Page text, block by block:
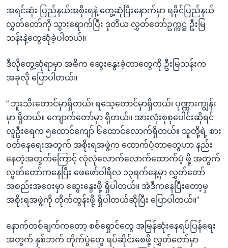
အရင်ဆုံး ပြည်နယ်အစိုးရနဲ့ တွေ့ဆုံပြီးနောက်မှာ ရခိုင်ပြည်နယ်
လွှတ်တော်ကို သွားရောက်ပြီး ဒုတိယ လွှတ်တော်ဥက္ကဋ္ဌ ဦးမြ
သန်းနဲ့တွေဆုံခဲ့ပါတယ်။
ဒီလိုတွေ့ဆုံရာမှာ အဓိက ဆွေးနွေးခဲ့တာတွေကို ဦးမြသန်းက
အခုလို ပြောပါတယ်။
“ ဘူးသီးတောင်မှာရှိတယ်၊ ရသေ့တောင်မှာရှိတယ်၊ ပုဏ္ဏားကျွန်း
မှာ ရှိတယ်။ ကျောက်တော်မှာ ရှိတယ်။ အားလုံးစုစုပေါင်းဆိုရင်
လူဦးရေက ၅ထောင်ကျော် ၆ထောင်လောက်ရှိတယ်။ သူတို့ရဲ့ စား
ဝတ်နေရေးအတွက် အစိုးရအဖွဲ့က ထောက်ပံ့တာတွေဟာ နည်း
နေတဲ့အတွက်ကြောင့် လုံလုံလောက်လောက်ထောက်ပံ့ ဖို့ အတွက်
လွတ်တော်ကနေပြီး ဖေဖော်ဝါရီလ ၁၃ရက်နေ့မှာ လွှတ်တော်
အစည်းအဝေးမှာ ဆွေးနွေးဖို့ ရှိပါတယ်။ အဲဒီကနေပြီးတော့မှ
အစိုးရအဖွဲ့ကို တိုက်တွန်းဖို့ ရှိပါတယ်ဆိုပြီး ပြောပါတယ်။”
နောက်တစ်ချက်ကတော့ စစ်ရှောင်တွေ အမြန်ဆုံးနေရပ်ပြန်ရေး
အတွက် နှစ်ဘက် တိုက်ပွဲတွေ ရပ်ဆိုင်းစေဖို့ လွှတ်တော်မှာ